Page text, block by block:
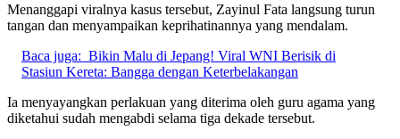
Menanggapi viralnya kasus tersebut, Zayinul Fata langsung turun
tangan dan menyampaikan keprihatinannya yang mendalam.
Baca juga: Bikin Malu di Jepang! Viral WNI Berisik di
Stasiun Kereta: Bangga dengan Keterbelakangan
Ia menyayangkan perlakuan yang diterima oleh guru agama yang
diketahui sudah mengabdi selama tiga dekade tersebut.